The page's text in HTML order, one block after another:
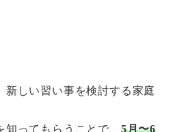
新しい習い事を検討する家庭
ってもらうことで、 5月〜6